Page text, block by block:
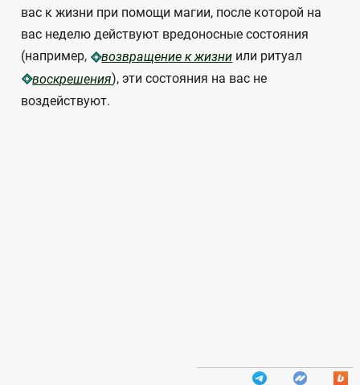
вас к жизни при помощи магии, после которой на
вас неделю действуют вредоносные состояния
(например,
возвращение к жизни или ритуал
воскрешения), эти состояния на вас не
воздействуют.